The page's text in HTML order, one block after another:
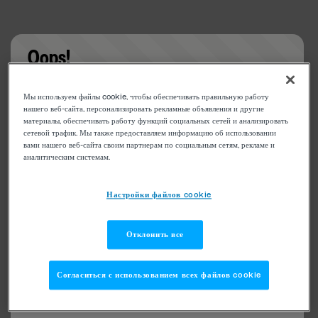
Oops!
Something went wrong. Please try refreshing the
app
Мы используем файлы cookie, чтобы обеспечивать правильную работу
нашего веб-сайта, персонализировать рекламные объявления и другие
материалы, обеспечивать работу функций социальных сетей и анализировать
сетевой трафик. Мы также предоставляем информацию об использовании
вами нашего веб-сайта своим партнерам по социальным сетям, рекламе и
аналитическим системам.
Настройки файлов cookie
Отклонить все
Согласиться с использованием всех файлов cookie